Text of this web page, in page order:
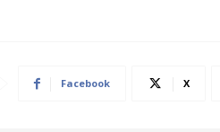
Facebook X